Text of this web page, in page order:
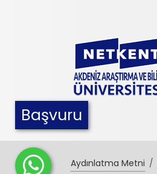
Aydınlatma Metni /
Başvuru